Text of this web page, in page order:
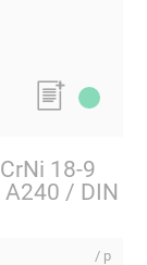
18-9
/ DIN
/ p